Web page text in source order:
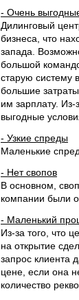
- Очень
Дилинговый
бизнеса, что
запада.
большой
старую систему
большие
им зарплату. Из-
выгодные
- Узкие спреды
Маленькие
- Нет свопов
В основном,
компании были
- Маленький
Из-за того, что
на открытие
запрос клиента
цене, если она
количество